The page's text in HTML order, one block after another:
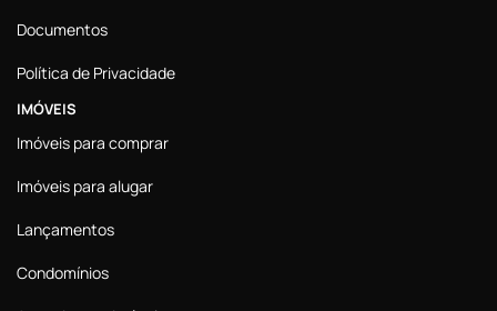
Documentos
Política de Privacidade
IMÓVEIS
Imóveis para comprar
Imóveis para alugar
Lançamentos
Condomínios